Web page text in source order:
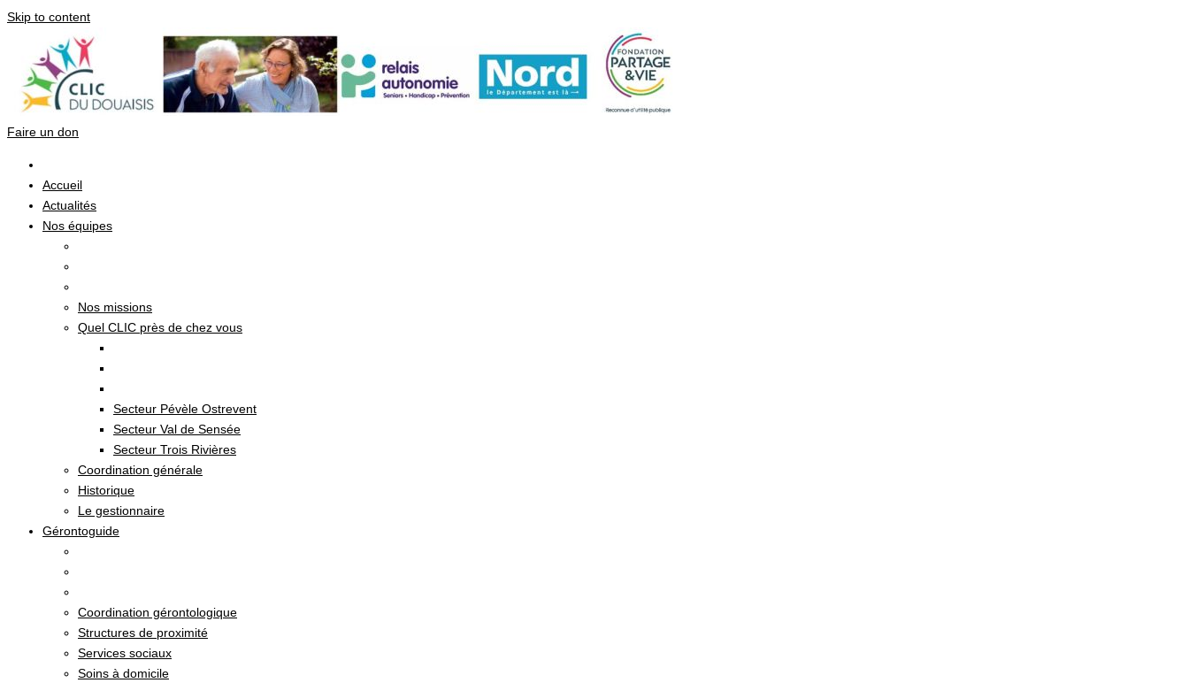
Skip to content
Faire un don
Accueil
Actualités
Nos équipes
Nos missions
Quel CLIC près de chez vous
Secteur Pévèle Ostrevent
Secteur Val de Sensée
Secteur Trois Rivières
Coordination générale
Historique
Le gestionnaire
Gérontoguide
Coordination gérontologique
Structures de proximité
Services sociaux
Soins à domicile